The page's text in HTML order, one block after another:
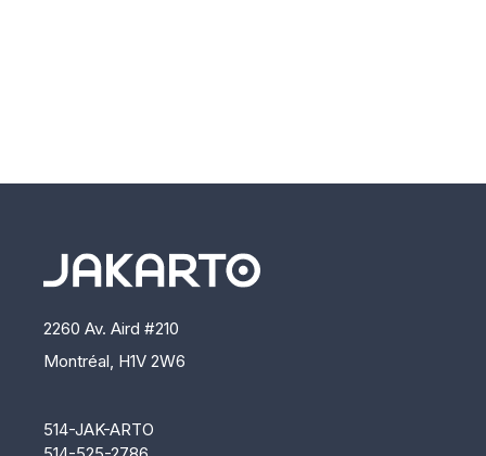
2260 Av. Aird #210
Montréal, H1V 2W6
514-JAK-ARTO